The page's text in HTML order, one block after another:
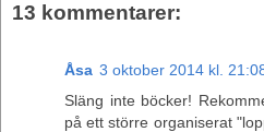
13 kommentarer:
Åsa 3 oktober 2014 kl.
Släng inte böcker!
på ett större organiserat